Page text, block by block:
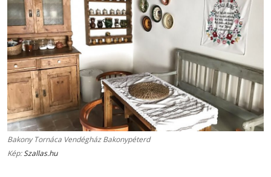
Bakony Tornáca Vendégház Bakonypéterd
Kép:Szallas.hu